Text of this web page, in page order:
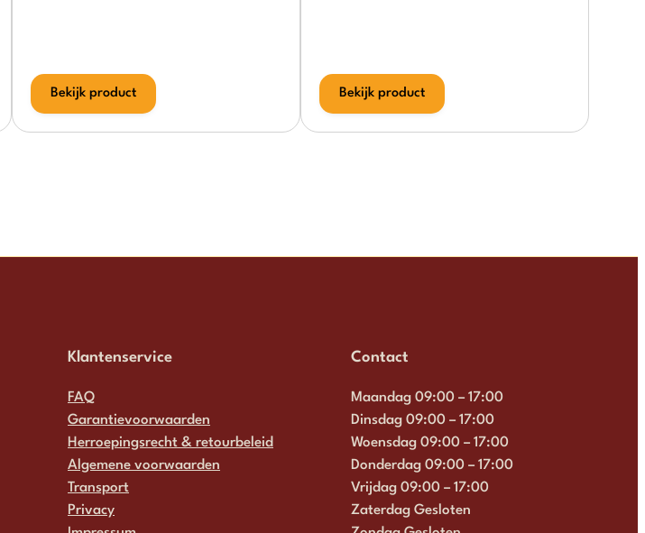
Bekijk product Bekijk product
Klantenservice
FAQ
Garantievoorwaarden
Herroepingsrecht & retourbeleid
Algemene voorwaarden
Transport
Privacy
Contact
Maandag 09:00 – 17:00
Dinsdag 09:00 – 17:00
Woensdag 09:00 – 17:00
Donderdag 09:00 – 17:00
Vrijdag 09:00 – 17:00
Zaterdag Gesloten